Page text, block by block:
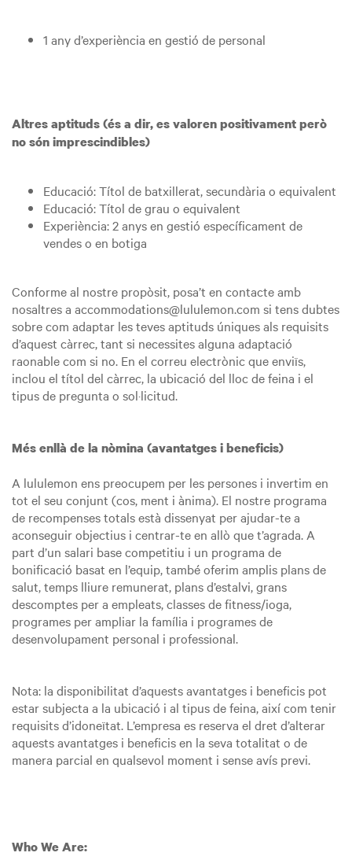
1 any d’experiència en gestió de personal
Altres aptituds (és a dir, es valoren positivament però
no són imprescindibles)
Educació: Títol de batxillerat, secundària o equivalent
Educació: Títol de grau o equivalent
Experiència: 2 anys en gestió específicament de
vendes o en botiga
Conforme al nostre propòsit, posa’t en contacte amb
nosaltres a accommodations@lululemon.com si tens dubtes
sobre com adaptar les teves aptituds úniques als requisits
d’aquest càrrec, tant si necessites alguna adaptació
raonable com si no. En el correu electrònic que enviïs,
inclou el títol del càrrec, la ubicació del lloc de feina i el
tipus de pregunta o sol·licitud.
Més enllà de la nòmina (avantatges i beneficis)
A lululemon ens preocupem per les persones i invertim en
tot el seu conjunt (cos, ment i ànima). El nostre programa
de recompenses totals està dissenyat per ajudar-te a
aconseguir objectius i centrar-te en allò que t’agrada. A
part d’un salari base competitiu i un programa de
bonificació basat en l’equip, també oferim amplis plans de
salut, temps lliure remunerat, plans d’estalvi, grans
descomptes per a empleats, classes de fitness/ioga,
programes per ampliar la família i programes de
desenvolupament personal i professional.
Nota: la disponibilitat d’aquests avantatges i beneficis pot
estar subjecta a la ubicació i al tipus de feina, així com tenir
requisits d’idoneïtat. L’empresa es reserva el dret d’alterar
aquests avantatges i beneficis en la seva totalitat o de
manera parcial en qualsevol moment i sense avís previ.
Who We Are: